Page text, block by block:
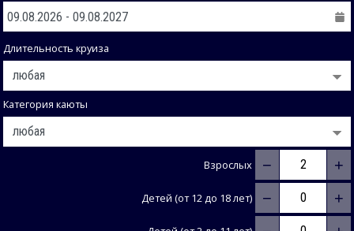
Длительность круиза
Категория каюты
Взрослых − +
Детей (от 12 до 18 лет) − +